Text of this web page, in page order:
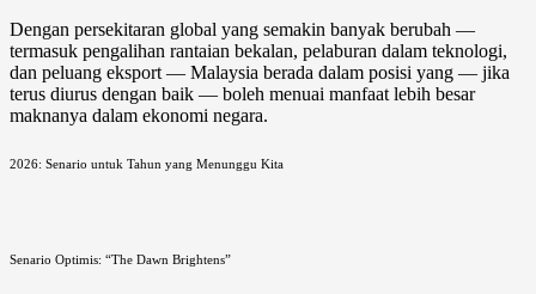
Dengan persekitaran global yang semakin banyak berubah —
termasuk pengalihan rantaian bekalan, pelaburan dalam teknologi,
dan peluang eksport — Malaysia berada dalam posisi yang — jika
terus diurus dengan baik — boleh menuai manfaat lebih besar
maknanya dalam ekonomi negara.
2026: Senario untuk Tahun yang Menunggu Kita
Senario Optimis: “The Dawn Brightens”